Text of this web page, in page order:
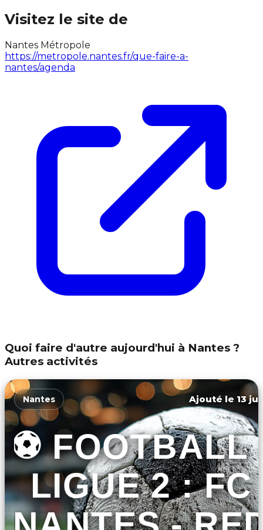
Visitez le site de
Nantes Métropole
https://metropole.nantes.fr/que-faire-a-
nantes/agenda
Quoi faire d'autre aujourd'hui à Nantes ?
Autres activités
Nantes Ajouté le 13
⚽ FOOTBALL
LIGUE 2 : FC